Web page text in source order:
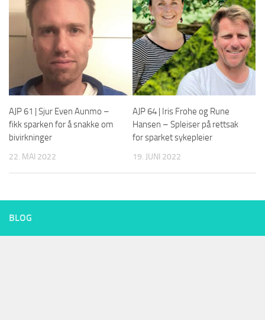
AJP 61 | Sjur Even Aunmo –
fikk sparken for å snakke om
bivirkninger
22. MAI 2022
AJP 64 | Iris Frohe og Rune
Hansen – Spleiser på rettsak
for sparket sykepleier
19. JUNI 2022
BLOG